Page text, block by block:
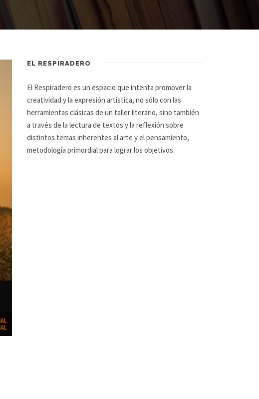
EL RESPIRADERO
El Respiradero es un espacio que intenta promover la
creatividad y la expresión artística, no sólo con las
herramientas clásicas de un taller literario, sino también
a través de la lectura de textos y la reflexión sobre
distintos temas inherentes al arte y el pensamiento,
metodología primordial para lograr los objetivos.